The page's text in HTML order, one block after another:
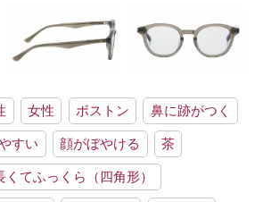
女性 ボストン 鼻に跡がつく
すい 顔がぼやける 茶
くてふっくら（四角形）